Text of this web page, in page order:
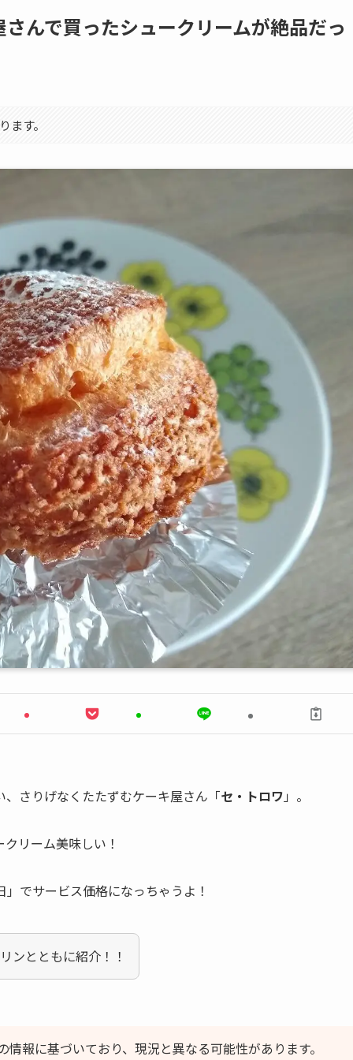
んで買ったシュークリームが絶品だっ
す。
さりげなくたたずむケーキ屋さん「セ・トロワ 」。
リーム美味しい！
でサービス価格になっちゃうよ！
ンとともに紹介！！
報に基づいており、現況と異なる可能性があります。